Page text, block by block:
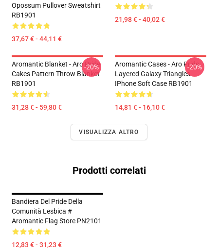
Opossum Pullover Sweatshirt
RB1901
37,67 € - 44,11 €
21,98 € - 40,02 €
Aromantic Blanket - Aro Pride
Cakes Pattern Throw Blanket
RB1901
31,28 € - 59,80 €
-20%
Aromantic Cases - Aro Pride
Layered Galaxy Triangles
IPhone Soft Case RB1901
14,81 € - 16,10 €
-20%
VISUALIZZA ALTRO
Prodotti correlati
Bandiera Del Pride Della
Comunità Lesbica #
Aromantic Flag Store PN2101
12,83 € - 31,23 €